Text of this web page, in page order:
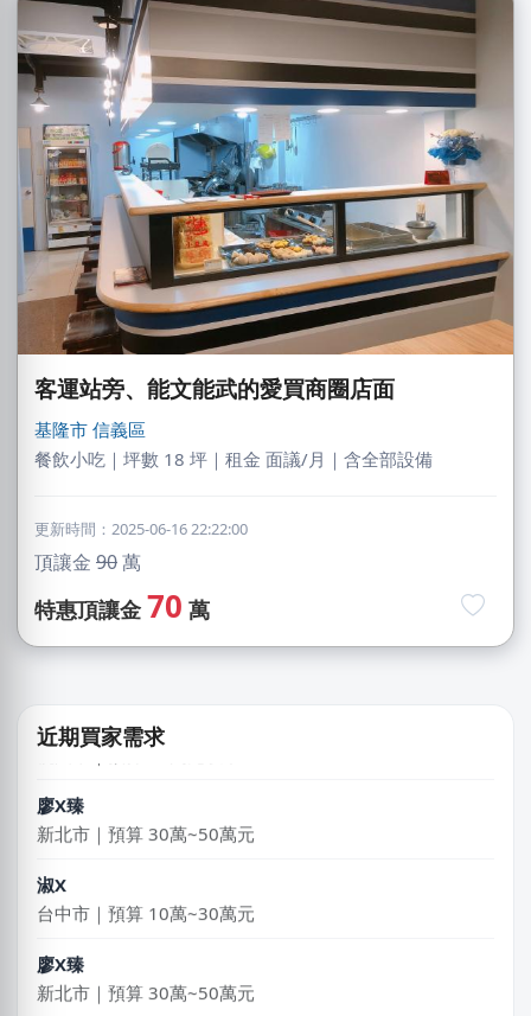
客運站旁、能文能武的愛買商圈店面
基隆市 信義區
餐飲小吃｜坪數 18 坪｜租金 面議/月｜含全部設備
更新時間：2025-06-16 22:22:00
頂讓金 90萬
特惠頂讓金 70 萬
近期買家需求
劉X姐
新北市｜預算 50萬~100萬元
桃園市｜預算 10萬元以下
廖X臻
新北市｜預算 30萬~50萬元
淑X
台中市｜預算 10萬~30萬元
廖X臻
新北市｜預算 30萬~50萬元